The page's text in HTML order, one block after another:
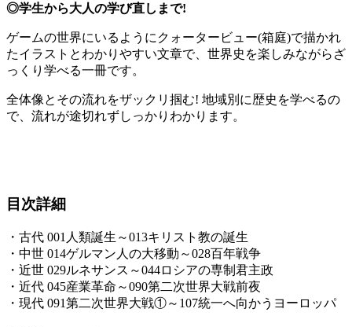
◎学生から大人の学び直しまで!
ゲームの世界にいるようにクォータービュー(箱庭)で描かれ
たイラストとわかりやすい文章で、世界史を楽しみながらざ
っくり学べる一冊です。
全体像とその流れをザックリ掴む! 地域別に歴史を学べるの
で、流れが途切れずしっかりわかります。
目次詳細
・古代 001人類誕生～013キリスト教の誕生
・中世 014ゲルマン人の大移動～028百年戦争
・近世 029ルネサンス～044ロシアの専制君主政
・近代 045産業革命～090第二次世界大戦前夜
・現代 091第二次世界大戦①～107統一へ向かうヨーロッパ